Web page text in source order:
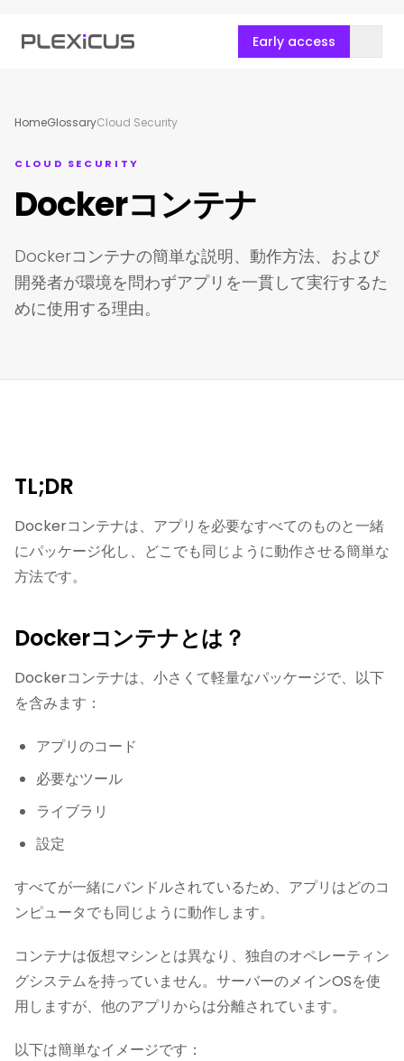
Early access
HomeGlossaryCloud Security
CLOUD SECURITY
Dockerコンテナ
Dockerコンテナの簡単な説明、動作方法、および
開発者が環境を問わずアプリを一貫して実行するた
めに使用する理由。
TL;DR
Dockerコンテナは、アプリを必要なすべてのものと一緒
にパッケージ化し、どこでも同じように動作させる簡単な
方法です。
Dockerコンテナとは？
Dockerコンテナは、小さくて軽量なパッケージで、以下
を含みます：
アプリのコード
必要なツール
ライブラリ
設定
すべてが一緒にバンドルされているため、アプリはどのコ
ンピュータでも同じように動作します。
コンテナは仮想マシンとは異なり、独自のオペレーティン
グシステムを持っていません。サーバーのメインOSを使
用しますが、他のアプリからは分離されています。
以下は簡単なイメージです：